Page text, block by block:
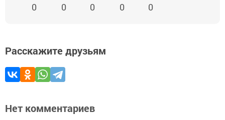
0 0 0 0 0
Расскажите друзьям
Нет комментариев